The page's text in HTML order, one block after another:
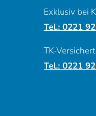
Exklusiv bei
Tel.: 0221
TK-
Tel.: 0221